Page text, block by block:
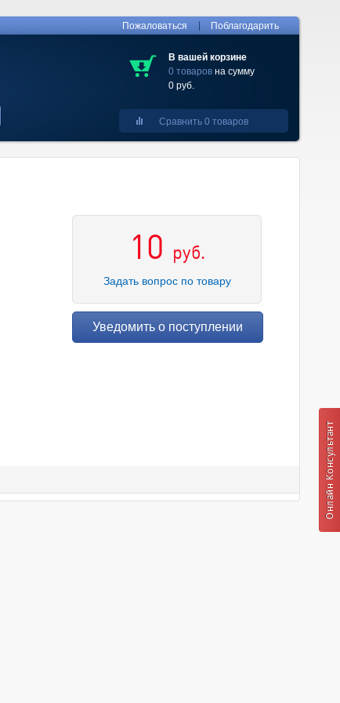
Пожаловаться Поблагодарить
В вашей корзине
0 товаров на сумму
0 руб.
Сравнить 0 товаров
10 руб.
Задать вопрос по товару
Уведомить о поступлении